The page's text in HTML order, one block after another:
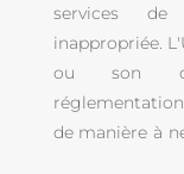
services de
inappropriée.
ou son
de manière à